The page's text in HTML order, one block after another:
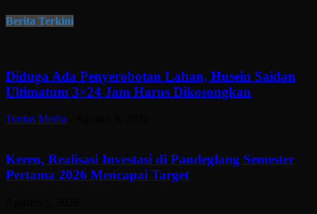
Berita Terkini
Diduga Ada Penyerobotan Lahan, Husein Saidan
Ultimatum 3×24 Jam Harus Dikosongkan
Tuntas Media
Keren, Realisasi Investasi di Pandeglang Semester
Pertama 2026 Mencapai Target